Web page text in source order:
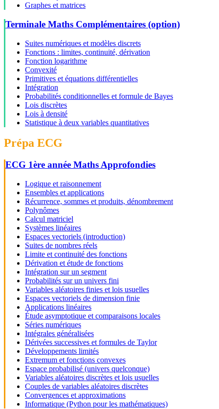
Graphes et matrices
Terminale Maths Complémentaires (option)
Suites numériques et modèles discrets
Fonctions : limites, continuité, dérivation
Fonction logarithme
Convexité
Primitives et équations différentielles
Intégration
Probabilités conditionnelles et formule de Bayes
Lois discrètes
Lois à densité
Statistique à deux variables quantitatives
Prépa ECG
ECG 1ère année Maths Approfondies
Logique et raisonnement
Ensembles et applications
Récurrence, sommes et produits, dénombrement
Polynômes
Calcul matriciel
Systèmes linéaires
Espaces vectoriels (introduction)
Suites de nombres réels
Limite et continuité des fonctions
Dérivation et étude de fonctions
Intégration sur un segment
Probabilités sur un univers fini
Variables aléatoires finies et lois usuelles
Espaces vectoriels de dimension finie
Applications linéaires
Étude asymptotique et comparaisons locales
Séries numériques
Intégrales généralisées
Dérivées successives et formules de Taylor
Développements limités
Extremum et fonctions convexes
Espace probabilisé (univers quelconque)
Variables aléatoires discrètes et lois usuelles
Couples de variables aléatoires discrètes
Convergences et approximations
Informatique (Python pour les mathématiques)